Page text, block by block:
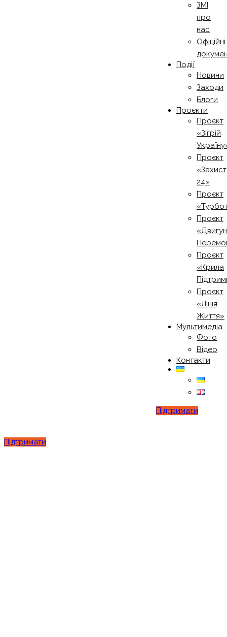
ЗМІ
про
нас
Офіційні
Події
Новини
Заходи
Блоги
Проєкти
Проєкт
«Зігрій
Проєкт
«Захист
24»
Проєкт
Проєкт
Проєкт
«Крила
Проєкт
«Лінія
Життя»
Мультимедіа
Фото
Відео
Контакти
Підтримати
Підтримати